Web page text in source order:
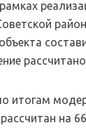
рассчитано
итогам
на